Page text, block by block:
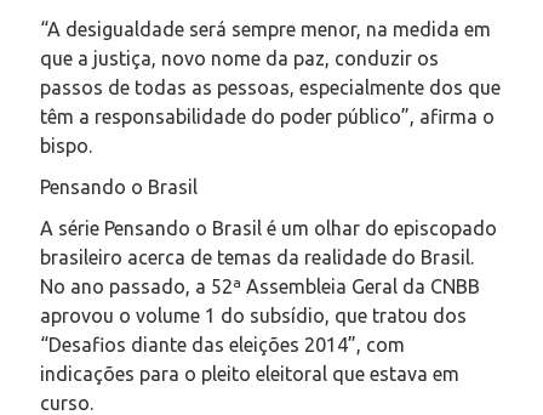
“A desigualdade será sempre menor, na medida em
que a justiça, novo nome da paz, conduzir os
passos de todas as pessoas, especialmente dos que
têm a responsabilidade do poder público”, afirma o
bispo.
Pensando o Brasil
A série Pensando o Brasil é um olhar do episcopado
brasileiro acerca de temas da realidade do Brasil.
No ano passado, a 52ª Assembleia Geral da CNBB
aprovou o volume 1 do subsídio, que tratou dos
“Desafios diante das eleições 2014”, com
indicações para o pleito eleitoral que estava em
curso.